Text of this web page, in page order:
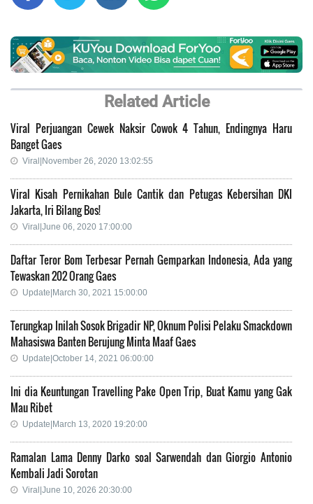
Related Article
Viral Perjuangan Cewek Naksir Cowok 4 Tahun, Endingnya Haru
Banget Gaes
Viral|November 26, 2020 13:02:55
Viral Kisah Pernikahan Bule Cantik dan Petugas Kebersihan DKI
Jakarta, Iri Bilang Bos!
Viral|June 06, 2020 17:00:00
Daftar Teror Bom Terbesar Pernah Gemparkan Indonesia, Ada yang
Tewaskan 202 Orang Gaes
Update|March 30, 2021 15:00:00
Terungkap Inilah Sosok Brigadir NP, Oknum Polisi Pelaku Smackdown
Mahasiswa Banten Berujung Minta Maaf Gaes
Update|October 14, 2021 06:00:00
Ini dia Keuntungan Travelling Pake Open Trip, Buat Kamu yang Gak
Mau Ribet
Update|March 13, 2020 19:20:00
Ramalan Lama Denny Darko soal Sarwendah dan Giorgio Antonio
Kembali Jadi Sorotan
Viral|June 10, 2026 20:30:00